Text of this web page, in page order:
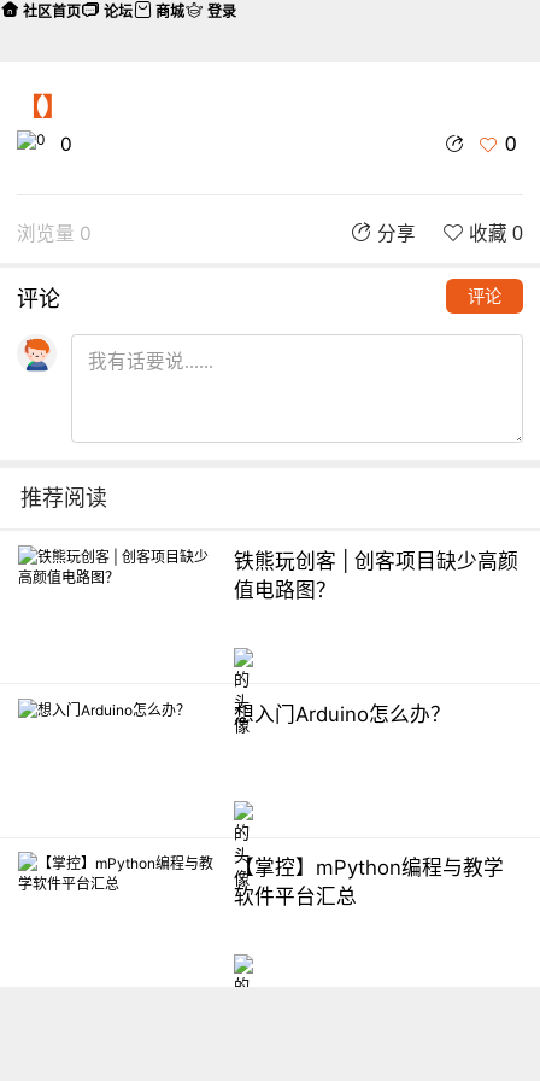
【】
0 0
浏览量 0 分享 收藏 0
评论 评论
推荐阅读
铁熊玩创客 | 创客项目缺少高颜
值电路图？
想入门Arduino怎么办？
【掌控】mPython编程与教学
软件平台汇总
社区首页 论坛 商城 登录